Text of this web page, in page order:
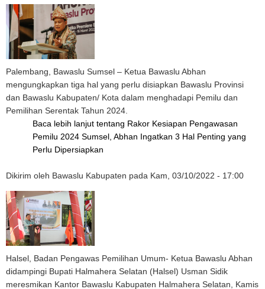
Palembang, Bawaslu Sumsel – Ketua Bawaslu Abhan
mengungkapkan tiga hal yang perlu disiapkan Bawaslu Provinsi
dan Bawaslu Kabupaten/ Kota dalam menghadapi Pemilu dan
Pemilihan Serentak Tahun 2024.
Baca lebih lanjut tentang Rakor Kesiapan Pengawasan
Pemilu 2024 Sumsel, Abhan Ingatkan 3 Hal Penting yang
Perlu Dipersiapkan
Dikirim oleh Bawaslu Kabupaten pada Kam, 03/10/2022 - 17:00
Halsel, Badan Pengawas Pemilihan Umum- Ketua Bawaslu Abhan
didampingi Bupati Halmahera Selatan (Halsel) Usman Sidik
meresmikan Kantor Bawaslu Kabupaten Halmahera Selatan, Kamis